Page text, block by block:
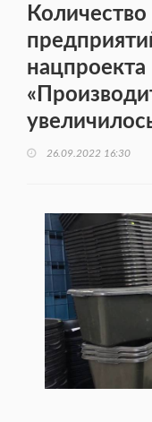
нацпроекта
26.09.2022 16:30